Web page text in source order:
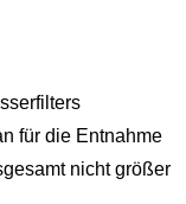
für die Entnahme
nicht größer